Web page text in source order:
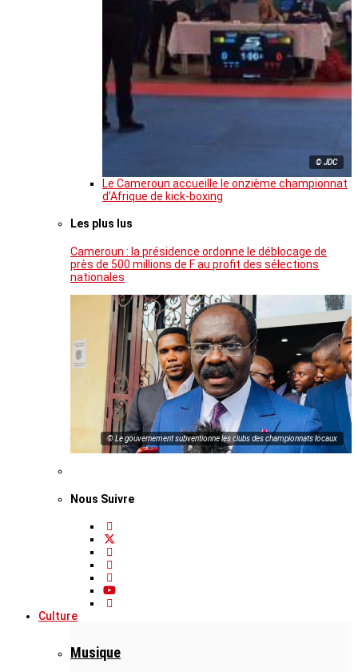
© JDC
Le Cameroun accueille le onzième championnat
d’Afrique de kick-boxing
Les plus lus
Cameroun : la présidence ordonne le déblocage de
près de 500 millions de F au profit des sélections
nationales
© Le gouvernement subventionne les clubs des championnats locaux
Nous Suivre
Culture
Musique